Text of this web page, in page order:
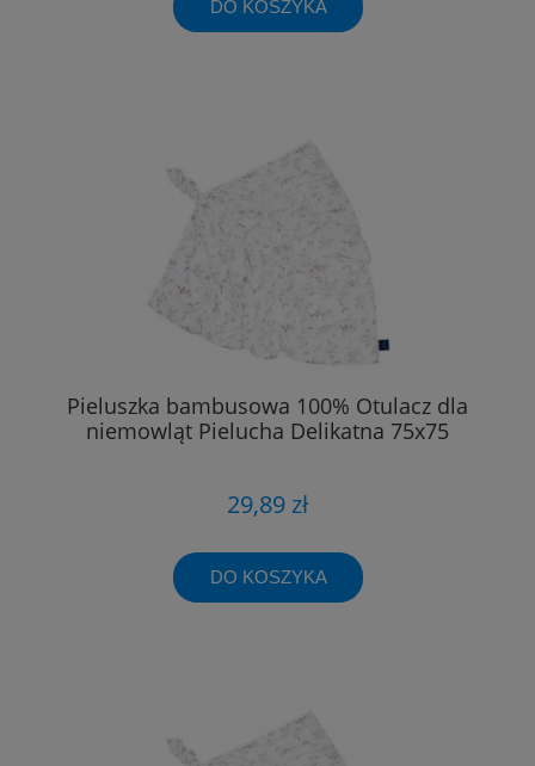
DO KOSZYKA
Pieluszka bambusowa 100% Otulacz dla
niemowląt Pielucha Delikatna 75x75
29,89 zł
DO KOSZYKA